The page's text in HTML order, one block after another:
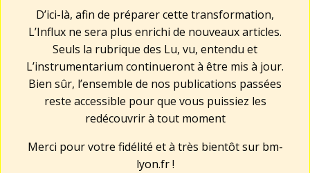
D’ici-là, afin de préparer cette transformation,
L’Influx ne sera plus enrichi de nouveaux articles.
Seuls la rubrique des Lu, vu, entendu et
L’instrumentarium continueront à être mis à jour.
Bien sûr, l’ensemble de nos publications passées
reste accessible pour que vous puissiez les
redécouvrir à tout moment
Merci pour votre fidélité et à très bientôt sur bm-
lyon.fr!